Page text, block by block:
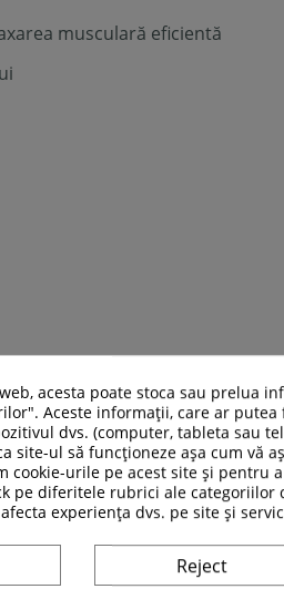
musculară eficientă
CATEGORIE:
acesta poate stoca sau prelua
Aceste informații, care ar
dvs. (computer, tableta sau
site-ul să funcționeze așa cum vă
cookie-urile pe acest site și pentru
pe diferitele rubrici ale categoriilor
experiența dvs. pe site și
Reject